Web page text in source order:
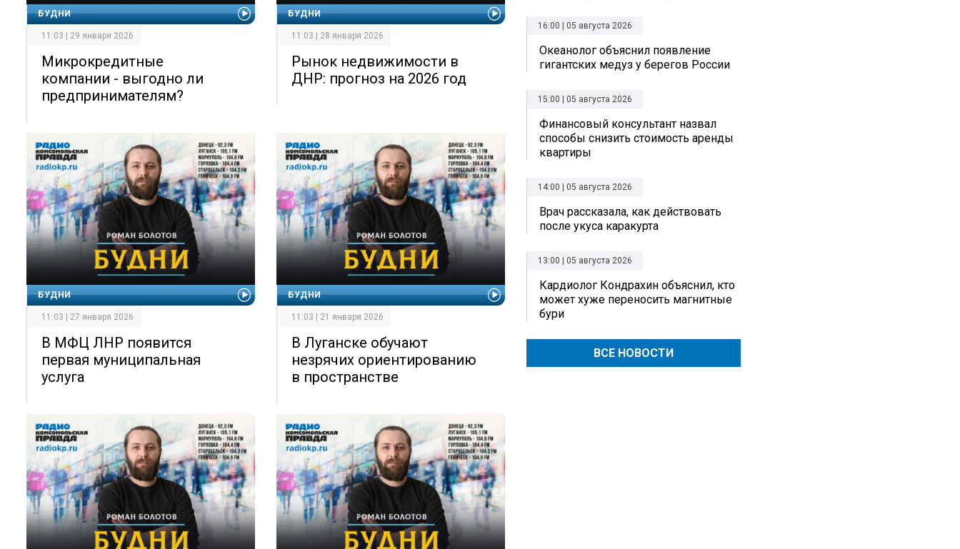
БУДНИ
11:03 | 29 января 2026
Микрокредитные
компании - выгодно ли
предпринимателям?
БУДНИ
11:03 | 28 января 2026
Рынок недвижимости в
ДНР: прогноз на 2026 год
БУДНИ
11:03 | 27 января 2026
В МФЦ ЛНР появится
первая муниципальная
услуга
БУДНИ
11:03 | 21 января 2026
В Луганске обучают
незрячих ориентированию
в пространстве
16:00 | 05 августа 2026
Океанолог объяснил появление
гигантских медуз у берегов России
15:00 | 05 августа 2026
Финансовый консультант назвал
способы снизить стоимость аренды
квартиры
14:00 | 05 августа 2026
Врач рассказала, как действовать
после укуса каракурта
13:00 | 05 августа 2026
Кардиолог Кондрахин объяснил, кто
может хуже переносить магнитные
бури
ВСЕ НОВОСТИ